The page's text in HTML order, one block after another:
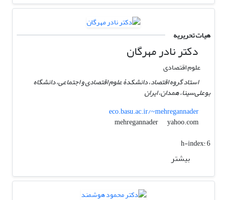
هیات تحریریه
دکتر نادر مهرگان
علوم اقتصادی
استاد گروه اقتصاد، دانشکدۀ علوم اقتصادی و اجتماعی، دانشگاه
بوعلی‌سینا، همدان، ایران
eco.basu.ac.ir/~mehregannader
mehregannader
yahoo.com
h-index:6
بیشتر